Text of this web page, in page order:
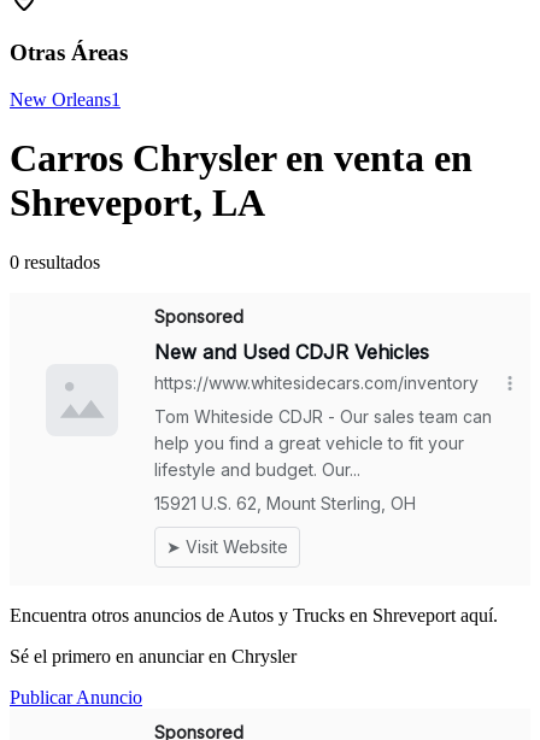
Otras Áreas
New Orleans1
Carros Chrysler en venta en
Shreveport, LA
0 resultados
Encuentra otros anuncios de Autos y Trucks en Shreveport aquí.
Sé el primero en anunciar en Chrysler
Publicar Anuncio